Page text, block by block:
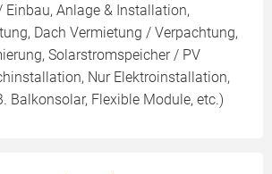
Anlage & Installation,
Dach Vermietung / Verpachtung,
Solarstromspeicher / PV
Nur Elektroinstallation,
Balkonsolar, Flexible Module, etc.)